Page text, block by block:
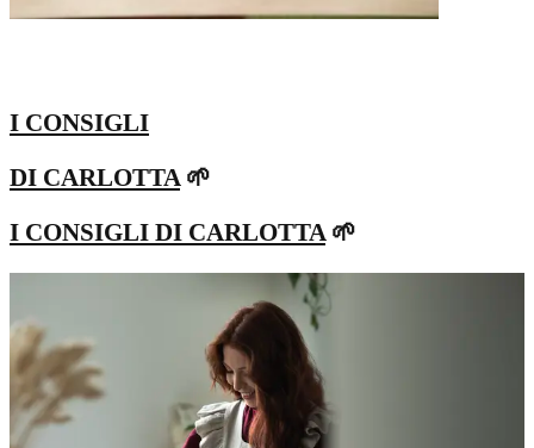
I CONSIGLI
DI CARLOTTA 🌱
I CONSIGLI DI CARLOTTA 🌱